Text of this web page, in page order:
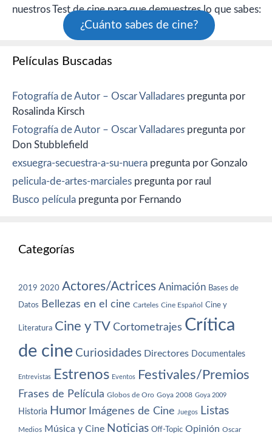
nuestros Test de cine para que demuestres lo que sabes:
¿Cuánto sabes de cine?
Películas Buscadas
Fotografía de Autor – Oscar Valladares pregunta por
Rosalinda Kirsch
Fotografía de Autor – Oscar Valladares pregunta por
Don Stubblefield
exsuegra-secuestra-a-su-nuera pregunta por Gonzalo
pelicula-de-artes-marciales pregunta por raul
Busco película pregunta por Fernando
Categorías
2019 2020 Actores/Actrices Animación Bases de
Datos Bellezas en el cine Carteles Cine Español Cine y
Literatura Cine y TV Cortometrajes Crítica
de cine Curiosidades Directores Documentales
Entrevistas Estrenos Eventos Festivales/Premios
Frases de Película Globos de Oro Goya 2008 Goya 2009
Historia Humor Imágenes de Cine Juegos Listas
Medios Música y Cine Noticias Off-Topic Opinión Oscar